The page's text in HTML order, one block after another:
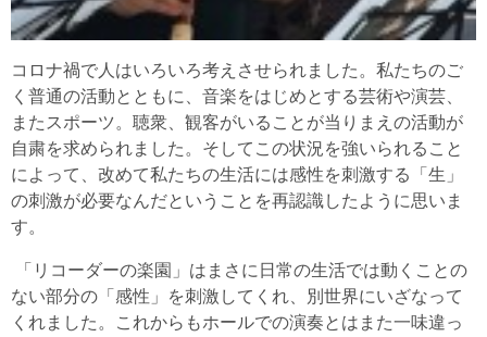
コロナ禍で人はいろいろ考えさせられました。私たちのご
く普通の活動とともに、音楽をはじめとする芸術や演芸、
またスポーツ。聴衆、観客がいることが当りまえの活動が
自粛を求められました。そしてこの状況を強いられること
によって、改めて私たちの生活には感性を刺激する「生」
の刺激が必要なんだということを再認識したように思いま
す。
「リコーダーの楽園」はまさに日常の生活では動くことの
ない部分の「感性」を刺激してくれ、別世界にいざなって
くれました。これからもホールでの演奏とはまた一味違っ